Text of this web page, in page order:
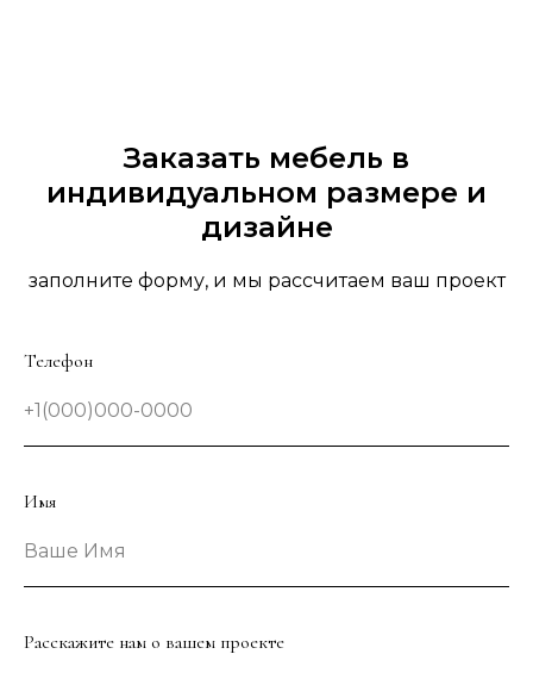
Заказать мебель в
индивидуальном размере и
дизайне
заполните форму, и мы рассчитаем ваш проект
Телефон
+1(000)000-0000
Имя
Ваше Имя
Расскажите нам о вашем проекте